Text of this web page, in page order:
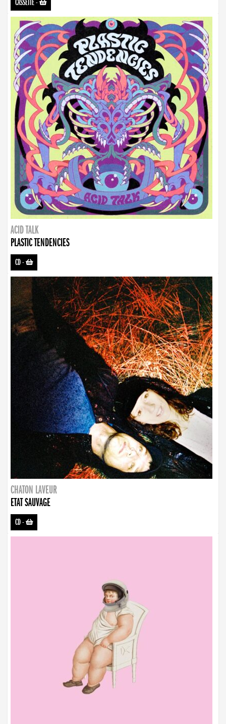
CASSETTE-
ACID TALK
PLASTIC TENDENCIES
CD-
CHATON LAVEUR
ETAT SAUVAGE
CD-